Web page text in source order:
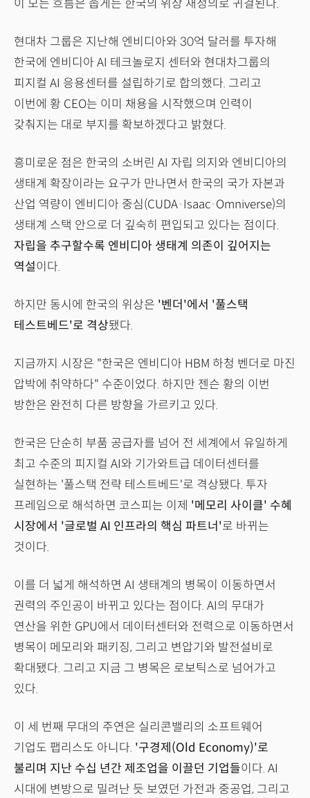
이 모든 흐름은 좁게는 한국의 위상 재정의로 귀결된다.
현대차 그룹은 지난해 엔비디아와 30억 달러를 투자해
한국에 엔비디아 AI 테크놀로지 센터와 현대차그룹의
피지컬 AI 응용센터를 설립하기로 합의했다. 그리고
이번에 황 CEO는 이미 채용을 시작했으며 인력이
갖춰지는 대로 부지를 확보하겠다고 밝혔다.
흥미로운 점은 한국의 소버린 AI 자립 의지와 엔비디아의
생태계 확장이라는 요구가 만나면서 한국의 국가 자본과
산업 역량이 엔비디아 중심(CUDA·Isaac·Omniverse)의
생태계 스택 안으로 더 깊숙히 편입되고 있다는 점이다.
자립을 추구할수록 엔비디아 생태계 의존이 깊어지는
역설이다.
하지만 동시에 한국의 위상은 '벤더'에서 '풀스택
테스트베드'로 격상됐다.
지금까지 시장은 "한국은 엔비디아 HBM 하청 벤더로 마진
압박에 취약하다" 수준이었다. 하지만 젠슨 황의 이번
방한은 완전히 다른 방향을 가르키고 있다.
한국은 단순히 부품 공급자를 넘어 전 세계에서 유일하게
최고 수준의 피지컬 AI와 기가와트급 데이터센터를
실현하는 '풀스택 전략 테스트베드'로 격상됐다. 투자
프레임으로 해석하면 코스피는 이제 '메모리 사이클' 수혜
시장에서 '글로벌 AI 인프라의 핵심 파트너'로 바뀌는
것이다.
이를 더 넓게 해석하면 AI 생태계의 병목이 이동하면서
권력의 주인공이 바뀌고 있다는 점이다. AI의 무대가
연산을 위한 GPU에서 데이터센터와 전력으로 이동하면서
병목이 메모리와 패키징, 그리고 변압기와 발전설비로
확대됐다. 그리고 지금 그 병목은 로보틱스로 넘어가고
있다.
이 세 번째 무대의 주연은 실리콘밸리의 소프트웨어
기업도 팹리스도 아니다. '구경제(Old Economy)'로
불리며 지난 수십 년간 제조업을 이끌던 기업들이다. AI
시대에 변방으로 밀려난 듯 보였던 가전과 중공업, 그리고